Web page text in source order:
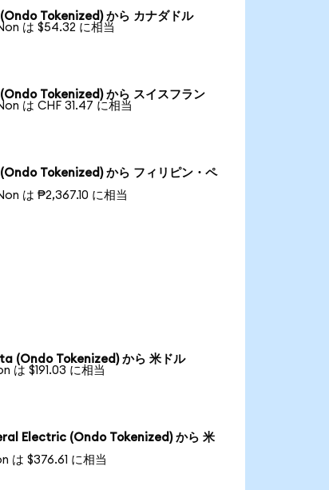
(Ondo Tokenized) から カナダドル
は $54.32 に相当
(Ondo Tokenized) から スイスフラン
は CHF 31.47 に相当
(Ondo Tokenized) から フィリピン・ペ
は ₱2,367.10 に相当
(Ondo Tokenized) から 米ドル
は $191.03 に相当
Electric (Ondo Tokenized) から 米
は $376.61 に相当